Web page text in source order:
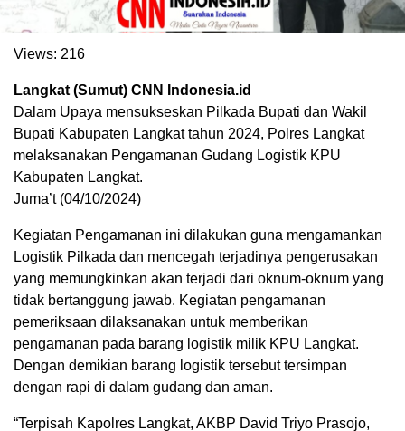
Views: 216
Langkat (Sumut) CNN Indonesia.id
Dalam Upaya mensukseskan Pilkada Bupati dan Wakil
Bupati Kabupaten Langkat tahun 2024, Polres Langkat
melaksanakan Pengamanan Gudang Logistik KPU
Kabupaten Langkat.
Juma’t (04/10/2024)
Kegiatan Pengamanan ini dilakukan guna mengamankan
Logistik Pilkada dan mencegah terjadinya pengerusakan
yang memungkinkan akan terjadi dari oknum-oknum yang
tidak bertanggung jawab. Kegiatan pengamanan
pemeriksaan dilaksanakan untuk memberikan
pengamanan pada barang logistik milik KPU Langkat.
Dengan demikian barang logistik tersebut tersimpan
dengan rapi di dalam gudang dan aman.
“Terpisah Kapolres Langkat, AKBP David Triyo Prasojo,